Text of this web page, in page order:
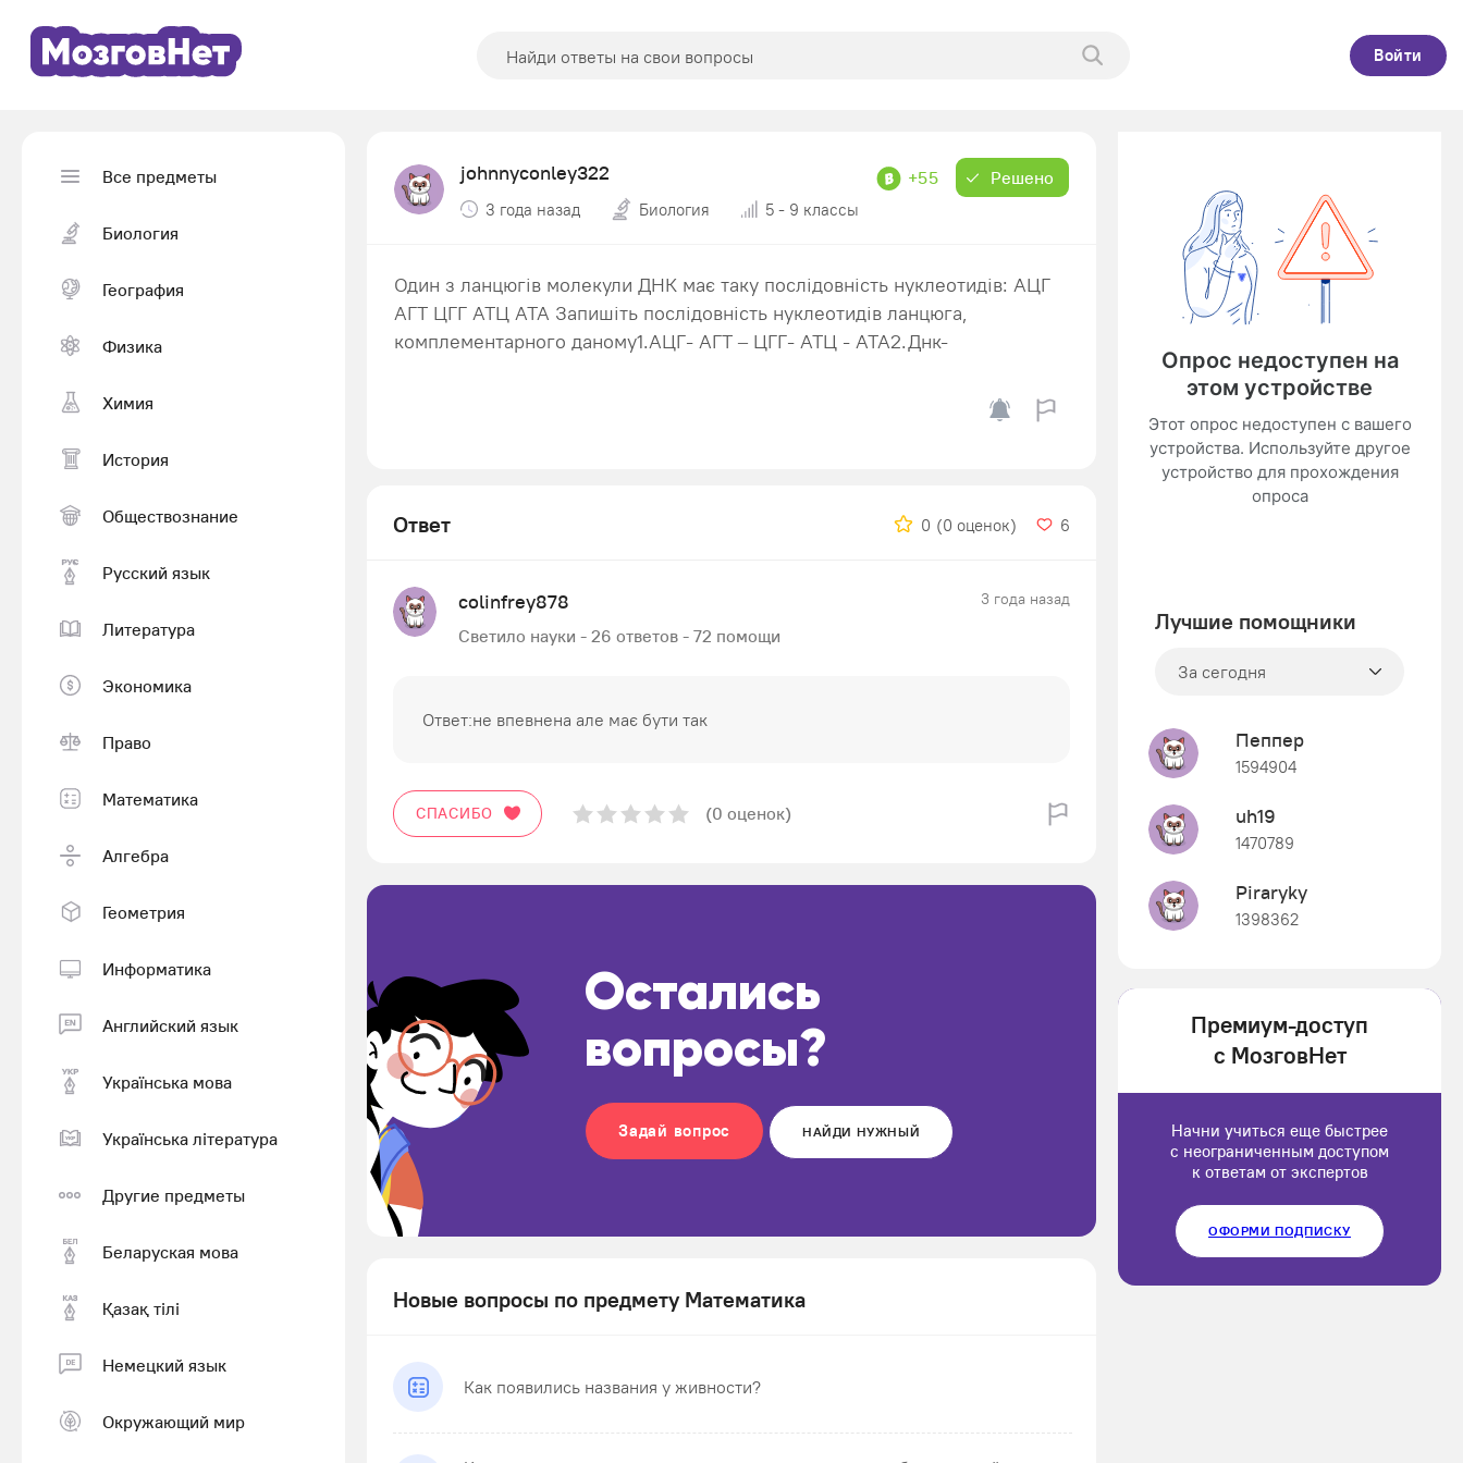
Войти
Все предметы
Биология
География
Физика
Химия
История
Обществознание
Русский язык
Литература
Экономика
Право
Математика
Алгебра
Геометрия
Информатика
Английский язык
Українська мова
Українська література
Другие предметы
Беларуская мова
Қазақ тiлi
Немецкий язык
Окружающий мир
johnnyconley322 +55 Решено
3 года назад Биология 5 - 9 классы
Один з ланцюгів молекули ДНК має таку послідовність нуклеотидів: АЦГ
АГТ ЦГГ АТЦ АТА Запишіть послідовність нуклеотидів ланцюга,
комплементарного даному1.АЦГ- АГТ – ЦГГ- АТЦ - АТА2.Днк-
Ответ 0 (0 оценок) 6
colinfrey878 3 года назад
Светило науки - 26 ответов - 72 помощи
Ответ:не впевнена але має бути так
СПАСИБО (0 оценок)
Остались
вопросы?
Задай вопрос НАЙДИ НУЖНЫЙ
Новые вопросы по предмету Математика
Как появились названия у живности?
Лучшие помощники
За сегодня
Пеппер
1594904
uh19
1470789
Piraryky
1398362
Luluput
Премиум-доступ
с МозговНет
Начни учиться еще быстрее
с неограниченным доступом
к ответам от экспертов
ОФОРМИ ПОДПИСКУ